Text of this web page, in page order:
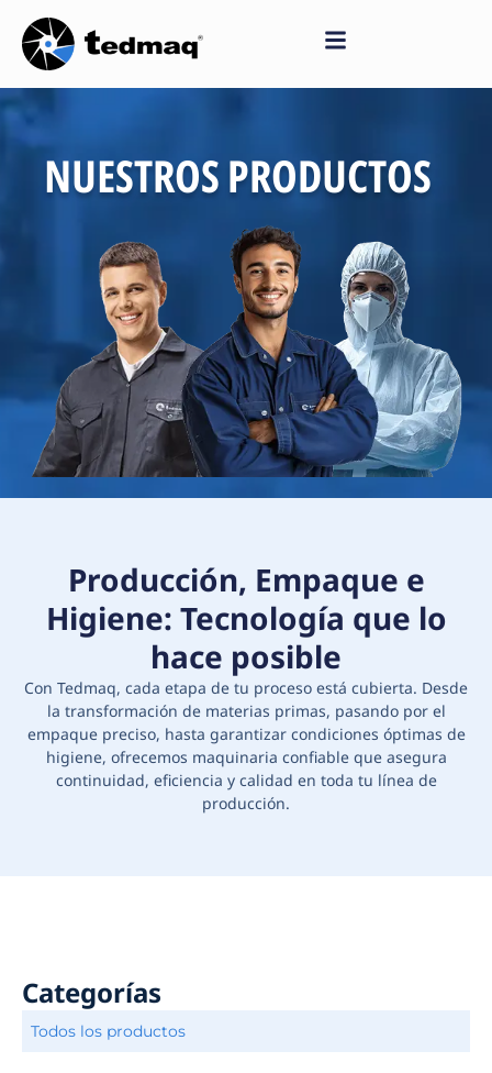
Saltar
al
contenido
NUESTROS PRODUCTOS
Producción, Empaque e
Higiene: Tecnología que lo
hace posible
Con Tedmaq, cada etapa de tu proceso está cubierta. Desde
la transformación de materias primas, pasando por el
empaque preciso, hasta garantizar condiciones óptimas de
higiene, ofrecemos maquinaria confiable que asegura
continuidad, eficiencia y calidad en toda tu línea de
producción.
Categorías
Todos los productos